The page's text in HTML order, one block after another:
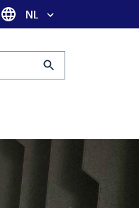
Taal selectie
NL